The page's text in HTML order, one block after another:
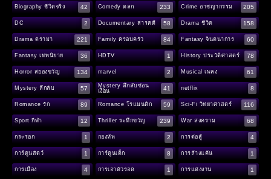
Biography ชีวิตจริง 42 Comedy ตลก 233 Crime อาชญากรรม 205
DC 2 Documentary สารคดี 58 Drama ชีวิต 158
Drama ดราม่า 221 Family ครอบครัว 84 Fantasy จินตนาการ 60
Fantasy เทพนิยาย 36 HDTV 1 History ประวัติศาสตร์ 78
Horror สยองขวัญ 134 marvel 2 Musical เพลง 61
Mystery ลึกลับ 57
Mystery ลึกลับซ่อน
เงื่อน
41 netflix 8
Romance รัก 89 Romance โรแมนติก 59 Sci-Fi วิทยาศาสตร์ 116
Sport กีฬา 12 Thriller ระทึกขวัญ 239 War สงคราม 68
กระรอก 1 กองทัพ 2 การต่อสู้ 4
การ์ตูนสัตว์ 1 การ์ตูนเด็ก 8 การล้างแค้น 1
การเมือง 4 การเอาตัวรอด 1 การแต่งงาน 1